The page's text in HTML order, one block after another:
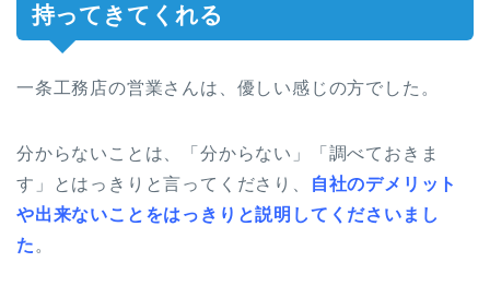
持ってきてくれる
一条工務店の営業さんは、優しい感じの方でした。
分からないことは、「分からない」「調べておきま
す」とはっきりと言ってくださり、
自社のデメリット
や出来ないことをはっきりと説明してくださいまし
た 。